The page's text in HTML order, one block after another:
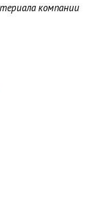
компании